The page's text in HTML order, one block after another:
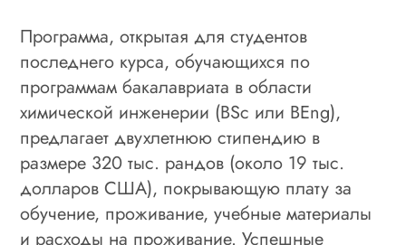
Программа, открытая для студентов
последнего курса, обучающихся по
программам бакалавриата в области
химической инженерии (BSc или BEng),
предлагает двухлетнюю стипендию в
размере 320 тыс. рандов (около 19 тыс.
долларов США), покрывающую плату за
обучение, проживание, учебные материалы
и расходы на проживание. Успешные